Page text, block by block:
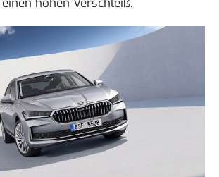
hohen Verschleiß.